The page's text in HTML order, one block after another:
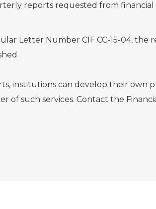
reports requested from financial
Letter Number CIF CC-15-04,
institutions can develop their own
of such services. Contact the